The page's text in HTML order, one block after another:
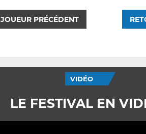
JOUEUR PRÉCÉDENT
VIDÉO
LE FESTIVAL EN